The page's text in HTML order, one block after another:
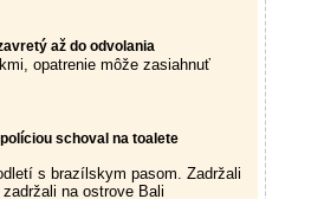
až do odvolania
opatrenie môže zasiahnuť
schoval na toalete
s brazílskym pasom. Zadržali
na ostrove Bali